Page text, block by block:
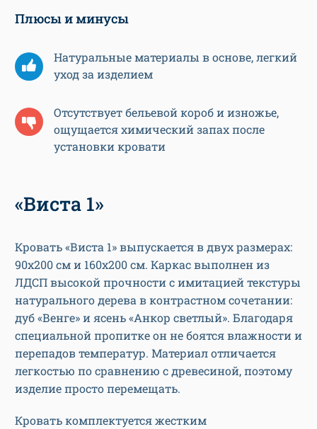
Плюсы и минусы
Натуральные материалы в основе, легкий
уход за изделием
Отсутствует бельевой короб и изножье,
ощущается химический запах после
установки кровати
«Виста 1»
Кровать «Виста 1» выпускается в двух размерах:
90х200 см и 160х200 см. Каркас выполнен из
ЛДСП высокой прочности с имитацией текстуры
натурального дерева в контрастном сочетании:
дуб «Венге» и ясень «Анкор светлый». Благодаря
специальной пропитке он не боятся влажности и
перепадов температур. Материал отличается
легкостью по сравнению с древесиной, поэтому
изделие просто перемещать.
Кровать комплектуется жестким